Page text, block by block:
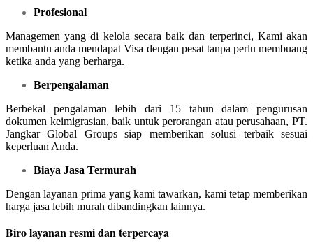
Profesional
Managemen yang di kelola secara baik dan terperinci, Kami akan
membantu anda mendapat Visa dengan pesat tanpa perlu membuang
ketika anda yang berharga.
Berpengalaman
Berbekal pengalaman lebih dari 15 tahun dalam pengurusan
dokumen keimigrasian, baik untuk perorangan atau perusahaan, PT.
Jangkar Global Groups siap memberikan solusi terbaik sesuai
keperluan Anda.
Biaya Jasa Termurah
Dengan layanan prima yang kami tawarkan, kami tetap memberikan
harga jasa lebih murah dibandingkan lainnya.
Biro layanan resmi dan terpercaya